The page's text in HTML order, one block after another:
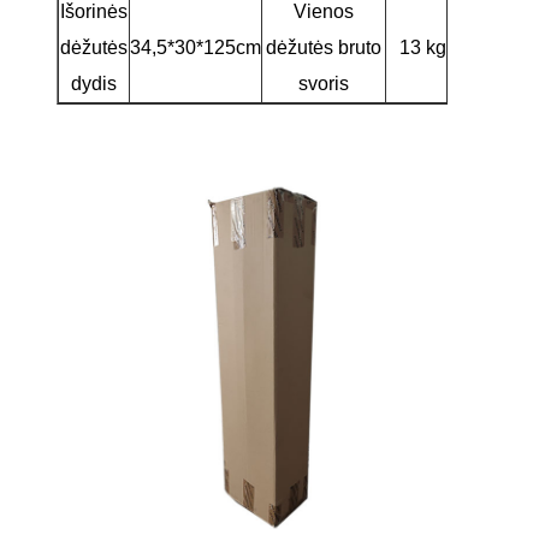
Išorinės
dėžutės
dydis
34,5*30*125cm
Vienos
dėžutės bruto
svoris
13 kg